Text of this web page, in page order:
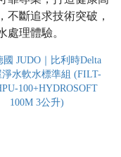
不斷追求技術突破，
處理體驗。